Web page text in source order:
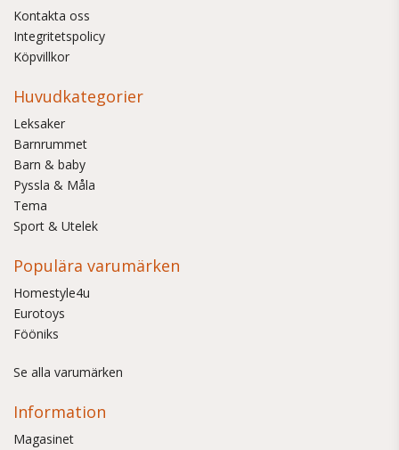
Kontakta oss
Integritetspolicy
Köpvillkor
Huvudkategorier
Leksaker
Barnrummet
Barn & baby
Pyssla & Måla
Tema
Sport & Utelek
Populära varumärken
Homestyle4u
Eurotoys
Fööniks
Se alla varumärken
Information
Magasinet